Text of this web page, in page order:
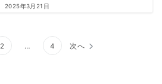
2025年3月21日
2 … 4 次へ